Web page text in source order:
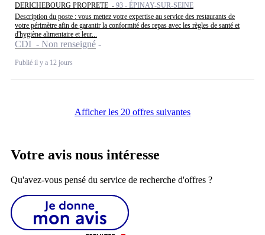
DERICHEBOURG PROPRETE - 93 - ÉPINAY-SUR-SEINE
Description du poste : vous mettez votre expertise au service des restaurants de
votre périmètre afin de garantir la conformité des repas avec les règles de santé et
d'hygiène alimentaire et leur...
CDI - Non renseigné
Publié il y a 12 jours
Afficher les 20 offres suivantes
Votre avis nous intéresse
Qu'avez-vous pensé du service de recherche d'offres ?